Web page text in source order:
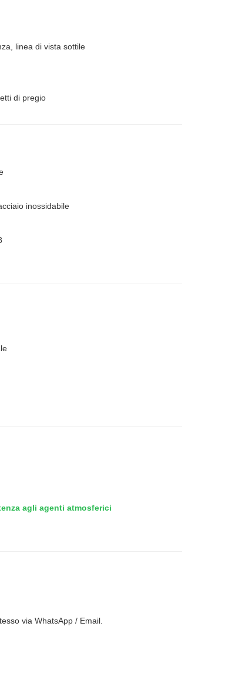
linea di vista sottile
di pregio
inossidabile
agli agenti atmosferici
via WhatsApp / Email.